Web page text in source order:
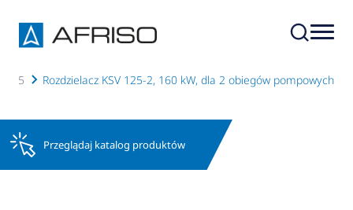
125 Rozdzielacz KSV 125-2, 160 kW, dla 2 obiegów pompowych
Przeglądaj katalog produktów